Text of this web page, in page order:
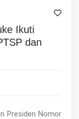
Ikuti
dan
Presiden Nomor